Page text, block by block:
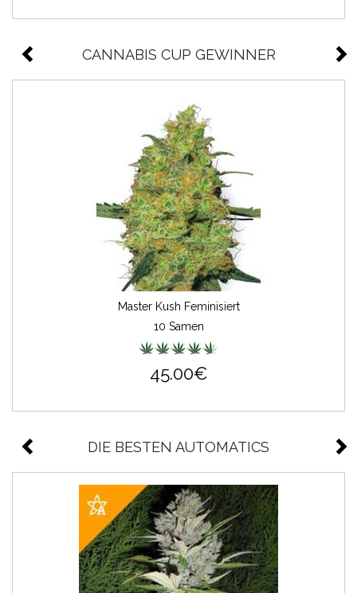
CANNABIS CUP GEWINNER
Master Kush Feminisiert
10 Samen
45.00€
DIE BESTEN AUTOMATICS